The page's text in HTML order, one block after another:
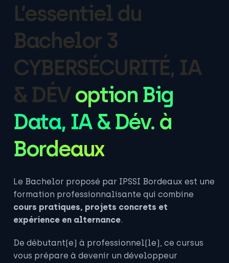
L’essentiel du
Bachelor 3
CYBERSÉCURITÉ, IA
& DÉVoption Big
Data, IA & Dév. à
Bordeaux
Le Bachelor proposé par IPSSI Bordeaux est une
formation professionnalisante qui combine
cours pratiques, projets concrets et
expérience en alternance.
De débutant(e) à professionnel(le), ce cursus
vous prépare à devenir un développeur